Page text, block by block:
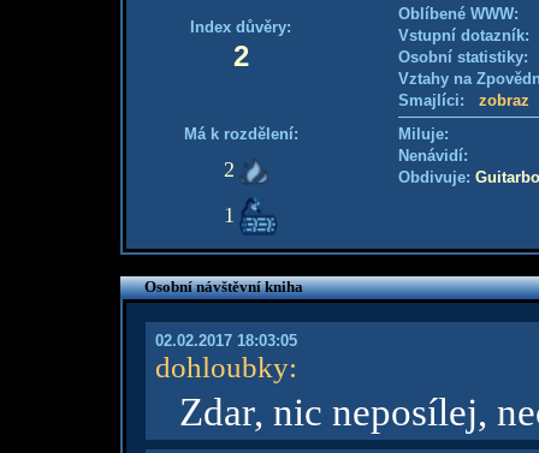
Index důvěry:
2
Má k rozdělení:
2
1
Oblíbené WWW:
Vstupní
Osobní
Vztahy na
Smajlíci: zobraz
Miluje:
Nenávidí:
Obdivuje:
Osobní návštěvní kniha
02.02.2017 18:03:05
dohloubky:
Zdar, nic neposílej,